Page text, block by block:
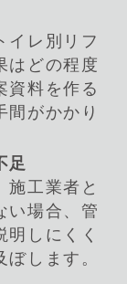
イレ別リフ
はどの程度
資料を作る
間がかかり
足
施工業者と
い場合、管
しにくく
します。